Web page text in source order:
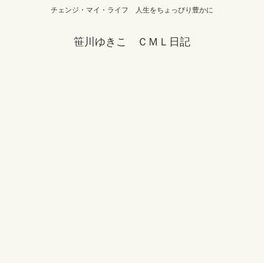
チェンジ・マイ・ライフ 人生をちょっぴり豊かに
笹川ゆきこ ＣＭＬ日記